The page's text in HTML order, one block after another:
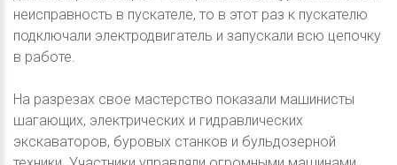
неисправность в пускателе, то в этот раз к пускателю
подключали электродвигатель и запускали всю цепочку
в работе.
На разрезах свое мастерство показали машинисты
шагающих, электрических и гидравлических
экскаваторов, буровых станков и бульдозерной